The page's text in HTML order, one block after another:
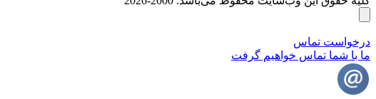
درخواست تماس
ما با شما تماس خواهیم گرفت